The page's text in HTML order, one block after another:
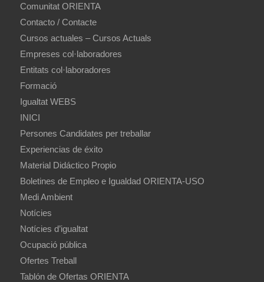
Comunitat ORIENTA
Contacto / Contacte
Cursos actuales – Cursos Actuals
Empreses col·laboradores
Entitats col·laboradores
Formació
Igualtat WEBS
INICI
Persones Candidates per treballar
Experiencias de éxito
Material Didáctico Propio
Boletines de Empleo e Igualdad ORIENTA-USO
Medi Ambient
Notícies
Notícies d’igualtat
Ocupació pública
Ofertes Treball
Tablón de Ofertas ORIENTA